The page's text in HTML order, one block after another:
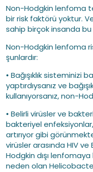
Non-Hodgkin lenfoma
bir risk faktörü yoktur.
sahip birçok insanda
Non-Hodgkin lenfoma
şunlardır:
• Bağışıklık sisteminizi
yaptırdıysanız ve
kullanıyorsanız, non-
• Belirli virüsler ve
bakteriyel
artırıyor gibi
virüsler arasında HIV
Hodgkin dışı
neden olan